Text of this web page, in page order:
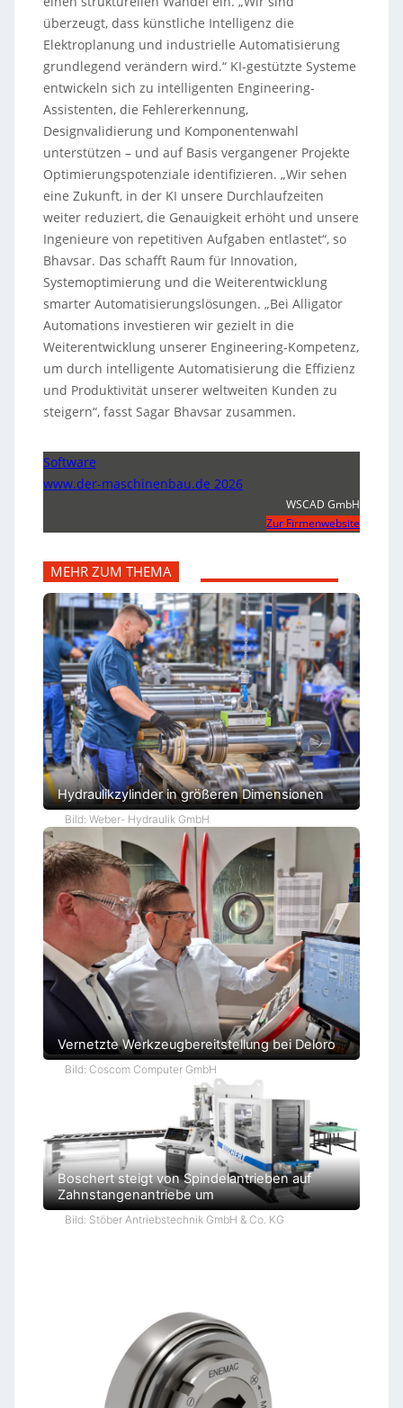
überzeugt, dass künstliche Intelligenz die
Elektroplanung und industrielle Automatisierung
grundlegend verändern wird.“ KI-gestützte Systeme
entwickeln sich zu intelligenten Engineering-
Assistenten, die Fehlererkennung,
Designvalidierung und Komponentenwahl
unterstützen – und auf Basis vergangener Projekte
Optimierungspotenziale identifizieren. „Wir sehen
eine Zukunft, in der KI unsere Durchlaufzeiten
weiter reduziert, die Genauigkeit erhöht und unsere
Ingenieure von repetitiven Aufgaben entlastet“, so
Bhavsar. Das schafft Raum für Innovation,
Systemoptimierung und die Weiterentwicklung
smarter Automatisierungslösungen. „Bei Alligator
Automations investieren wir gezielt in die
Weiterentwicklung unserer Engineering-Kompetenz,
um durch intelligente Automatisierung die Effizienz
und Produktivität unserer weltweiten Kunden zu
steigern“, fasst Sagar Bhavsar zusammen.
Software
www.der-maschinenbau.de 2026
WSCAD GmbH
Zur Firmenwebsite
MEHR ZUM THEMA
Hydraulikzylinder in größeren Dimensionen
Bild: Weber- Hydraulik GmbH
Vernetzte Werkzeugbereitstellung bei Deloro
Bild: Coscom Computer GmbH
Boschert steigt von Spindelantrieben auf
Zahnstangenantriebe um
Bild: Stöber Antriebstechnik GmbH & Co. KG